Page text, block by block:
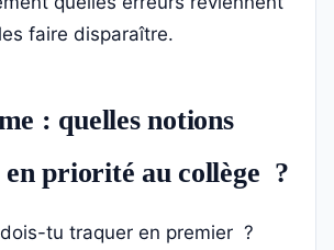
faire disparaître.
: quelles notions
priorité au collège ?
tu traquer en premier ?